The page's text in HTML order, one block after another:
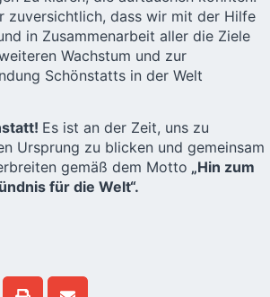
zuversichtlich, dass wir mit der Hilfe
in Zusammenarbeit aller die Ziele
Wachstum und zur
Schönstatts in der Welt
Es ist an der Zeit, uns zu
Ursprung zu blicken und gemeinsam
gemäß dem Motto „Hin zum
für die Welt“.